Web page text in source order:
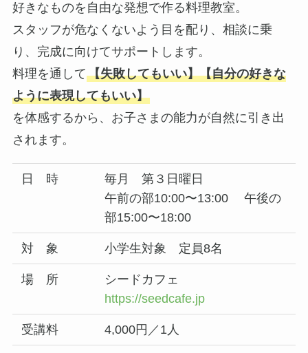
好きなものを自由な発想で作る料理教室。
スタッフが危なくないよう目を配り、相談に乗
り、完成に向けてサポートします。
料理を通して【失敗してもいい】【自分の好きな
ように表現してもいい】
を体感するから、お子さまの能力が自然に引き出
されます。
日 時
毎月 第３日曜日
午前の部10:00〜13:00 午後の
部15:00〜18:00
対 象 小学生対象 定員8名
場 所
シードカフェ
https://seedcafe.jp
受講料 4,000円／1人